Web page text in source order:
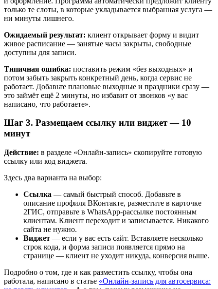
только те слоты, в которые укладывается выбранная услуга —
ни минуты лишнего.
Ожидаемый результат: клиент открывает форму и видит
живое расписание — занятые часы закрыты, свободные
доступны для записи.
Типичная ошибка: поставить режим «без выходных» и
потом забыть закрыть конкретный день, когда сервис не
работает. Добавьте плановые выходные и праздники сразу —
это займёт ещё 2 минуты, но избавит от звонков «у вас
написано, что работаете».
Шаг 3. Размещаем ссылку или виджет — 10
минут
Действие: в разделе «Онлайн-запись» скопируйте готовую
ссылку или код виджета.
Здесь два варианта на выбор:
Ссылка — самый быстрый способ. Добавьте в
описание профиля ВКонтакте, разместите в карточке
2ГИС, отправьте в WhatsApp-рассылке постоянным
клиентам. Клиент переходит и записывается. Никакого
сайта не нужно.
Виджет — если у вас есть сайт. Вставляете несколько
строк кода, и форма записи появляется прямо на
странице — клиент не уходит никуда, конверсия выше.
Подробно о том, где и как разместить ссылку, чтобы она
работала, написано в статье «Онлайн-запись для автосервиса: